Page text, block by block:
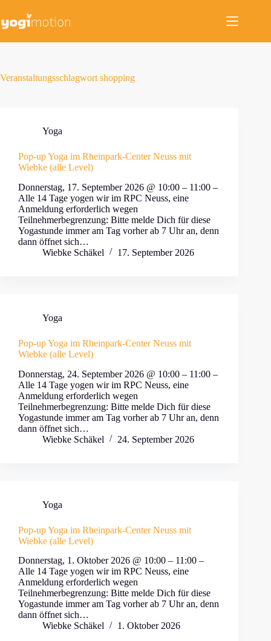
springen
Veranstaltungsschlagwort shopping
Yoga
Pop-up Yoga im Rheinpark-Center Neuss mit
Wiebke (alle Level)
Donnerstag, 17. September 2026 @ 10:00 – 11:00 –
Alle 14 Tage yogen wir im RPC Neuss, eine
Anmeldung erforderlich wegen
Teilnehmerbegrenzung: Bitte melde Dich für diese
Yogastunde immer am Tag vorher ab 7 Uhr an, denn
dann öffnet sich…
Wiebke Schäkel
17. September 2026
Yoga
Pop-up Yoga im Rheinpark-Center Neuss mit
Wiebke (alle Level)
Donnerstag, 24. September 2026 @ 10:00 – 11:00 –
Alle 14 Tage yogen wir im RPC Neuss, eine
Anmeldung erforderlich wegen
Teilnehmerbegrenzung: Bitte melde Dich für diese
Yogastunde immer am Tag vorher ab 7 Uhr an, denn
dann öffnet sich…
Wiebke Schäkel
24. September 2026
Yoga
Pop-up Yoga im Rheinpark-Center Neuss mit
Wiebke (alle Level)
Donnerstag, 1. Oktober 2026 @ 10:00 – 11:00 –
Alle 14 Tage yogen wir im RPC Neuss, eine
Anmeldung erforderlich wegen
Teilnehmerbegrenzung: Bitte melde Dich für diese
Yogastunde immer am Tag vorher ab 7 Uhr an, denn
dann öffnet sich…
Wiebke Schäkel
1. Oktober 2026